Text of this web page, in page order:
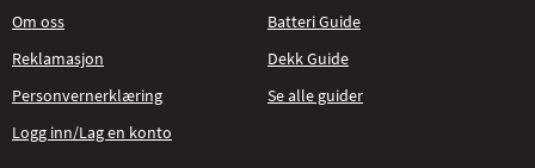
Om oss
Reklamasjon
Personvernerklæring
Logg inn/Lag en konto
Batteri Guide
Dekk Guide
Se alle guider